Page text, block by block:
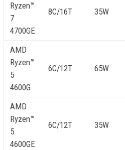
Ryzen™
7
4700GE
8C/16T 35W
AMD
Ryzen™
5
4600G
6C/12T 65W
AMD
Ryzen™
5
4600GE
6C/12T 35W